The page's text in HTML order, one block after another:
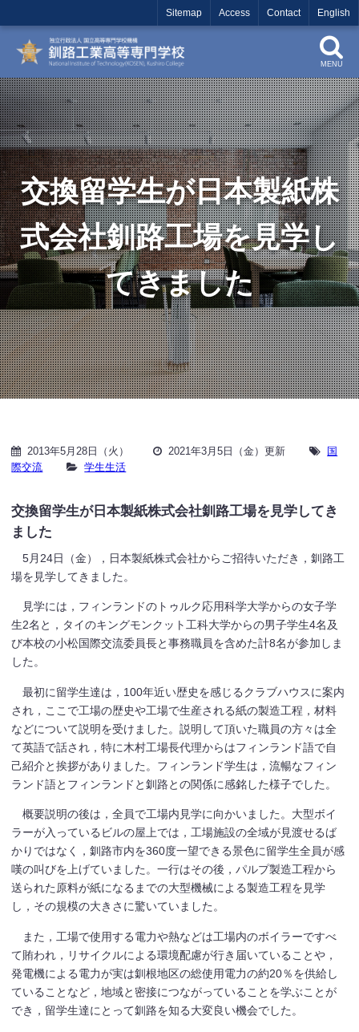
Sitemap Access Contact English
MENU
交換留学生が日本製紙株
式会社釧路工場を見学し
てきました
2013年5月28日（火） 2021年3月5日（金）更新
国
際交流
学生生活
交換留学生が日本製紙株式会社釧路工場を見学してき
ました
5月24日（金），日本製紙株式会社からご招待いただき，釧路工
場を見学してきました。
見学には，フィンランドのトゥルク応用科学大学からの女子学
生2名と，タイのキングモンクット工科大学からの男子学生4名及
び本校の小松国際交流委員長と事務職員を含めた計8名が参加しま
した。
最初に留学生達は，100年近い歴史を感じるクラブハウスに案内
され，ここで工場の歴史や工場で生産される紙の製造工程，材料
などについて説明を受けました。説明して頂いた職員の方々は全
て英語で話され，特に木村工場長代理からはフィンランド語で自
己紹介と挨拶がありました。フィンランド学生は，流暢なフィン
ランド語とフィンランドと釧路との関係に感銘した様子でした。
概要説明の後は，全員で工場内見学に向かいました。大型ボイ
ラーが入っているビルの屋上では，工場施設の全域が見渡せるば
かりではなく，釧路市内を360度一望できる景色に留学生全員が感
嘆の叫びを上げていました。一行はその後，パルプ製造工程から
送られた原料が紙になるまでの大型機械による製造工程を見学
し，その規模の大きさに驚いていました。
また，工場で使用する電力や熱などは工場内のボイラーですべ
て賄われ，リサイクルによる環境配慮が行き届いていることや，
発電機による電力が実は釧根地区の総使用電力の約20％を供給し
ていることなど，地域と密接につながっていることを学ぶことが
でき，留学生達にとって釧路を知る大変良い機会でした。